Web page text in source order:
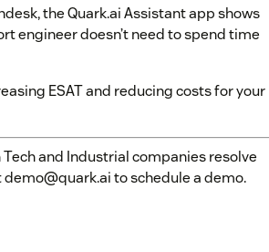
the Quark.ai Assistant app shows
engineer doesn’t need to spend time
ESAT and reducing costs for your
and Industrial companies resolve
to schedule a demo.